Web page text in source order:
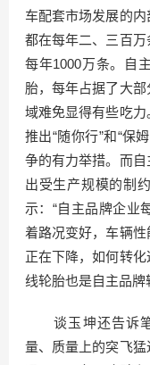
车配套市场发展的
都在每年二、三百
每年1000万条。自
胎，每年占据了大
域难免显得有些吃
推出“随你行”和“保
争的有力举措。而
出受生产规模的制
示：“自主品牌企业
着路况变好，车辆
正在下降，如何转
线轮胎也是自主品牌
谈玉坤还告诉笔
量、质量上的突飞